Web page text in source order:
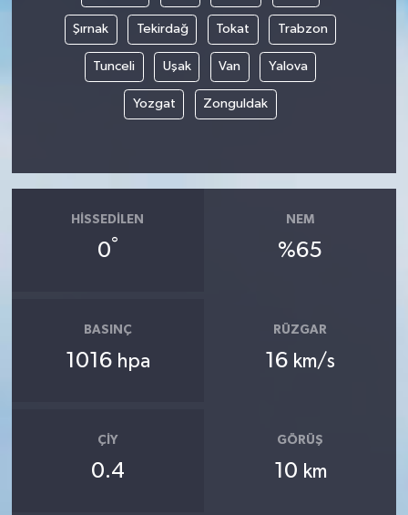
Şırnak Tekirdağ Tokat Trabzon
Tunceli Uşak Van Yalova
Yozgat Zonguldak
HISSEDILEN
0°
NEM
%65
BASINÇ
1016 hpa
RÜZGAR
16 km/s
ÇIY
0.4
GÖRÜŞ
10 km